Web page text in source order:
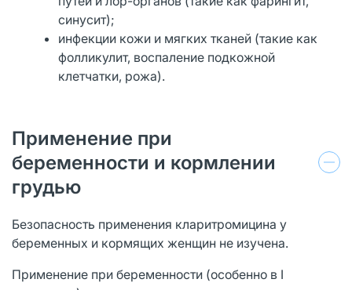
синусит);
инфекции кожи и мягких тканей (такие как
фолликулит, воспаление подкожной
клетчатки, рожа).
Применение при
беременности и кормлении
грудью
Безопасность применения кларитромицина у
беременных и кормящих женщин не изучена.
Применение при беременности (особенно в I